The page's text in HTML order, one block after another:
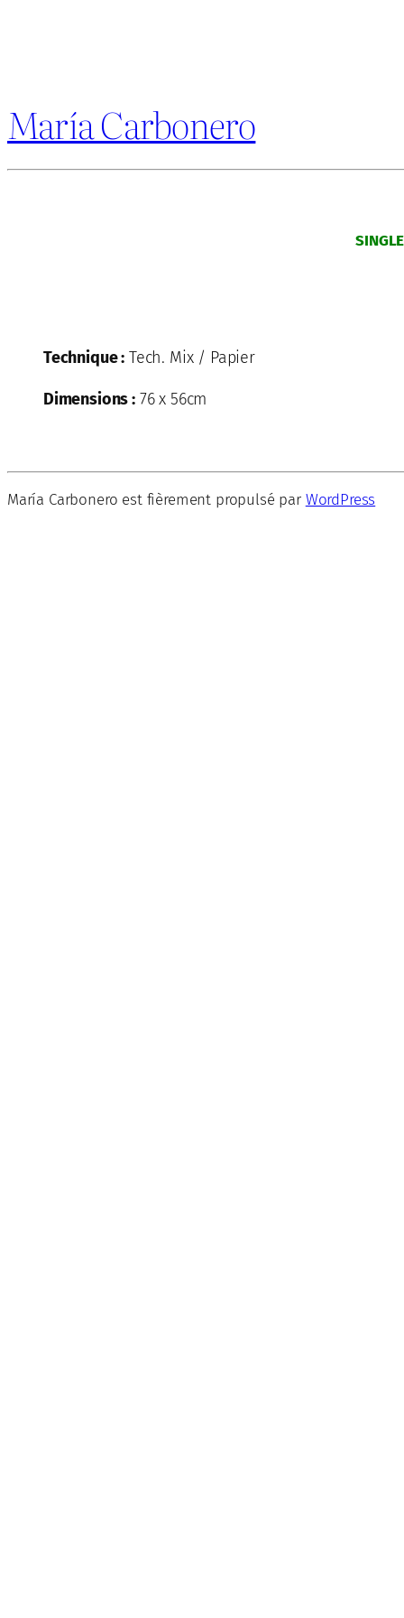
María Carbonero
Technique : Tech. Mix / Papier
Dimensions :76 x 56cm
María Carbonero est fièrement propulsé par WordPress